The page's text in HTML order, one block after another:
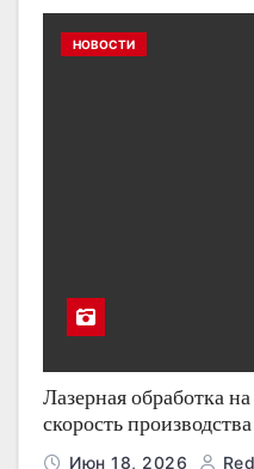
НОВОСТИ
Лазерная обработка
скорость производства
Июн 18, 2026